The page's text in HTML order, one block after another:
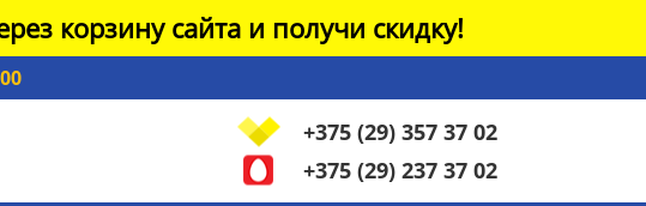
корзину сайта и получи скидку!
+375 (29) 357 37 02
+375 (29) 237 37 02